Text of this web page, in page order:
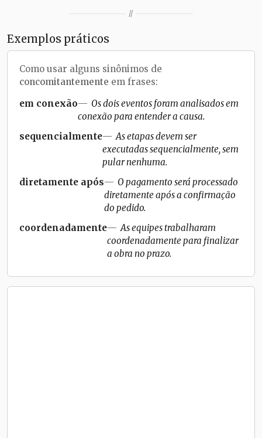
//
Exemplos práticos
Como usar alguns sinônimos de
concomitantemente em frases:
em conexão
Os dois eventos foram analisados em
conexão para entender a causa.
sequencialmente
As etapas devem ser
executadas sequencialmente, sem
pular nenhuma.
diretamente após
O pagamento será processado
diretamente após a confirmação
do pedido.
coordenadamente
As equipes trabalharam
coordenadamente para finalizar
a obra no prazo.